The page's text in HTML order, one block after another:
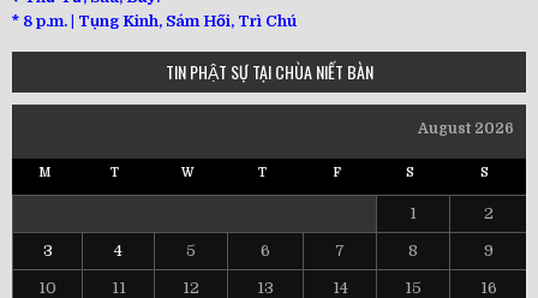
* 8 p.m. | Tụng Kinh, Sám Hối, Trì Chú
TIN PHẬT SỰ TẠI CHÙA NIẾT BÀN
August 2026
M T W T F S S
1 2
3 4 5 6 7 8 9
10 11 12 13 14 15 16